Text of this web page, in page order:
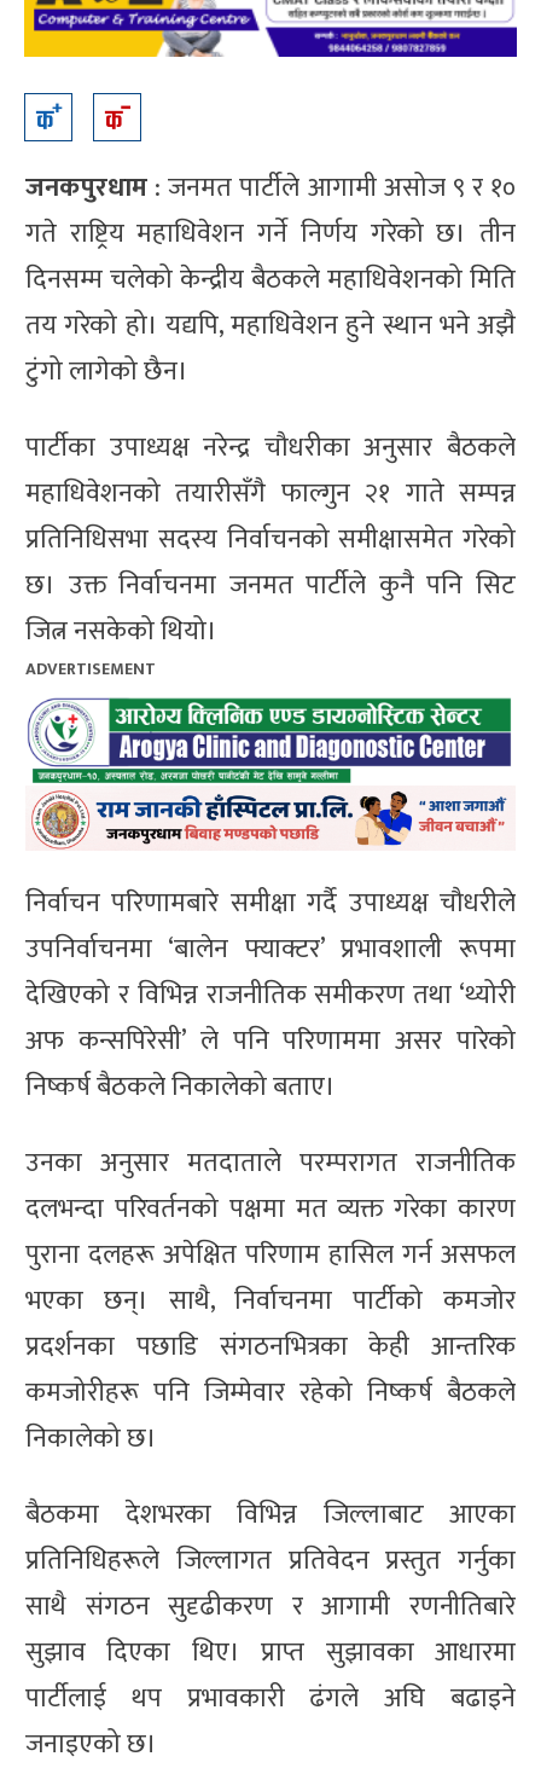
जनकपुरधाम: जनमत पार्टीले आगामी असोज ९ र १०
गते राष्ट्रिय महाधिवेशन गर्ने निर्णय गरेको छ। तीन
दिनसम्म चलेको केन्द्रीय बैठकले महाधिवेशनको मिति
तय गरेको हो। यद्यपि, महाधिवेशन हुने स्थान भने अझै
टुंगो लागेको छैन।
पार्टीका उपाध्यक्ष नरेन्द्र चौधरीका अनुसार बैठकले
महाधिवेशनको तयारीसँगै फाल्गुन २१ गाते सम्पन्न
प्रतिनिधिसभा सदस्य निर्वाचनको समीक्षासमेत गरेको
छ। उक्त निर्वाचनमा जनमत पार्टीले कुनै पनि सिट
जित्न नसकेको थियो।
ADVERTISEMENT
निर्वाचन परिणामबारे समीक्षा गर्दै उपाध्यक्ष चौधरीले
उपनिर्वाचनमा ‘बालेन फ्याक्टर’ प्रभावशाली रूपमा
देखिएको र विभिन्न राजनीतिक समीकरण तथा ‘थ्योरी
अफ कन्सपिरेसी’ ले पनि परिणाममा असर पारेको
निष्कर्ष बैठकले निकालेको बताए।
उनका अनुसार मतदाताले परम्परागत राजनीतिक
दलभन्दा परिवर्तनको पक्षमा मत व्यक्त गरेका कारण
पुराना दलहरू अपेक्षित परिणाम हासिल गर्न असफल
भएका छन्। साथै, निर्वाचनमा पार्टीको कमजोर
प्रदर्शनका पछाडि संगठनभित्रका केही आन्तरिक
कमजोरीहरू पनि जिम्मेवार रहेको निष्कर्ष बैठकले
निकालेको छ।
बैठकमा देशभरका विभिन्न जिल्लाबाट आएका
प्रतिनिधिहरूले जिल्लागत प्रतिवेदन प्रस्तुत गर्नुका
साथै संगठन सुदृढीकरण र आगामी रणनीतिबारे
सुझाव दिएका थिए। प्राप्त सुझावका आधारमा
पार्टीलाई थप प्रभावकारी ढंगले अघि बढाइने
जनाइएको छ।